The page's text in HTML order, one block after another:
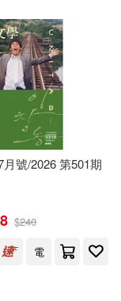
月號/2026 第501期
$240
電